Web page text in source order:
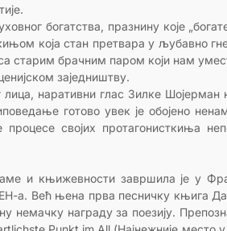
богатства, празнину које
која стан претвара у љубавно
старим брачним паром који нам
заједништву.
наративни глас Зилке Шојерман
готово увек је обојено
својих протагонисткиња
и књижевности завршила је у
а. Већ њена прва песничку књига
немачку награду за поезију.